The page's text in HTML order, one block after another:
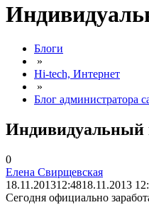
Блоги
»
Hi-tech, Интернет
»
Блог администратора
Индивидуальный
0
Елена Свирщевская
18.11.201312:4818.11.2013
Сегодня официально